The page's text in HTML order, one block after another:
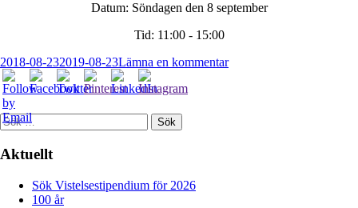
Datum: Söndagen den 8 september
Tid: 11:00 - 15:00
Publicerat
den
2018-08-232019-08-23Lämna en kommentarpå
Primär
sidopanel
Sök
efter:
Aktuellt
Sök Vistelsestipendium för 2026
100 år